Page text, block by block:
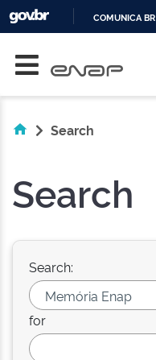
COMUNICA BR
Search
Search
Search:
for